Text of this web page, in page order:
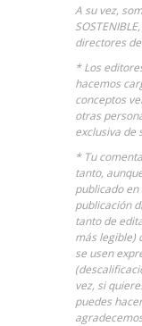
A su vez,
SOSTENIBLE
directores
* Los
hacemos
conceptos
otras
exclusiva de
* Tu
tanto,
publicado
publicación
tanto de
más legible)
se usen
vez, si
puedes